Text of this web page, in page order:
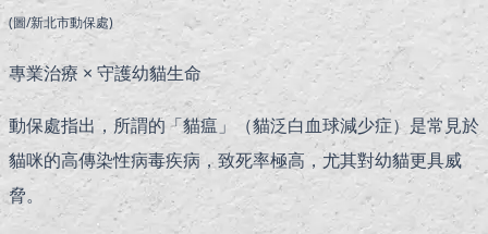
(圖/新北市動保處)
專業治療 × 守護幼貓生命
動保處指出，所謂的「貓瘟」（貓泛白血球減少症）是常見於
貓咪的高傳染性病毒疾病，致死率極高，尤其對幼貓更具威
脅。